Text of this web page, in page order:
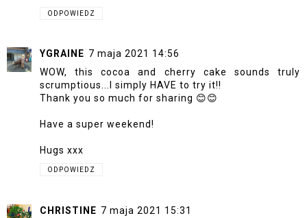
ODPOWIEDZ
YGRAINE 7 maja 2021 14:56
WOW, this cocoa and cherry cake sounds truly
scrumptious...I simply HAVE to try it!!
Thank you so much for sharing 😊😊
Have a super weekend!
Hugs xxx
ODPOWIEDZ
CHRISTINE 7 maja 2021 15:31